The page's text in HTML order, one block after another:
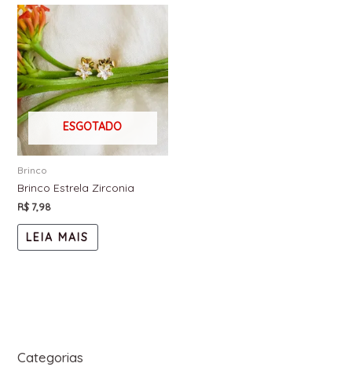
Categorias
ESGOTADO
Brinco
Brinco Estrela Zirconia
R$7,98
LEIA MAIS